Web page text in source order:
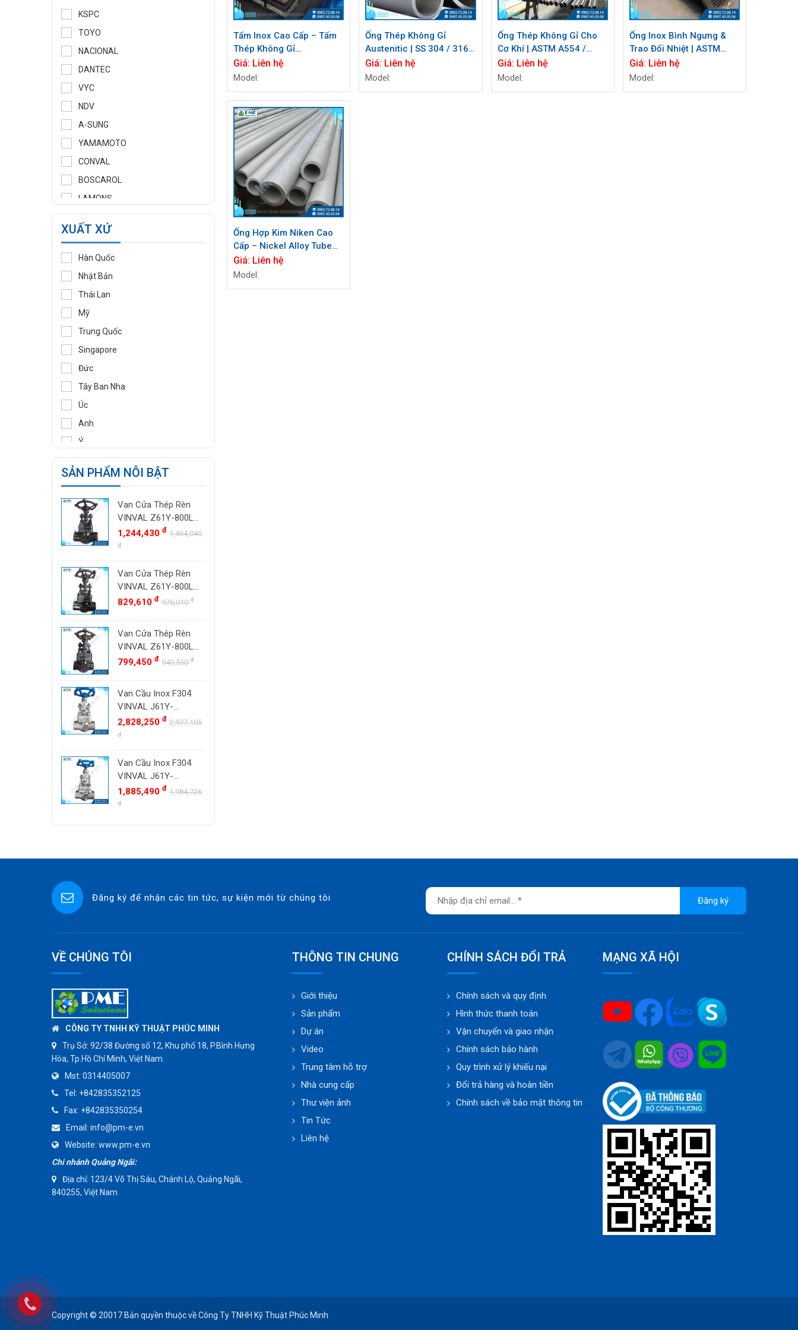
Tấm Inox Cao Cấp – Tấm
Thép Không Gỉ
201/304/316/321 | PM-
E.vn
Giá: Liên hệ
Model:
Ống Thép Không Gỉ
Austenitic | SS 304 / 316 |
PM-E.vn
Giá: Liên hệ
Model:
Ống Thép Không Gỉ Cho
Cơ Khí | ASTM A554 /
ASME SA554 | PM-E.vn
Giá: Liên hệ
Model:
Ống Inox Bình Ngưng &
Trao Đổi Nhiệt | ASTM
A213 A269 A312 | PM-
E.vn
Giá: Liên hệ
Model:
Ống Hợp Kim Niken Cao
Cấp – Nickel Alloy Tube
Chống Ăn Mòn | Phúc
Minh Engineering
Giá: Liên hệ
Model:
KSPC
TOYO
NACIONAL
DANTEC
VYC
NDV
A-SUNG
YAMAMOTO
CONVAL
BOSCAROL
LAMONS
MANNTEK
KLINGER
WOOJU GASPACK
DIDTEK
RITAG
GASSO
SAMYANG
TOZEN
PEKOS
VINVAL
AZBIL
BROADY
OCV
SIRCA
BESA
BAODI
TLV
ZENNER
DOUGLAS
LESER
VENN
YOSHITAKE
KITZ
DK VALVE
TIGER
HD FIRE
ETM
TAMAKI
ASAHI
SWISSFLUID
KUNKLE
ASCO CO2
SPIRAX SARCO
DKM
VALQUA
HAWKS
ZETKAMA
BZE
DYNO
WEFLO
SENSUS
TOMOE
SUNPASS
AMMETE
XUẤT XỨ
Hàn Quốc
Nhật Bản
Thái Lan
Mỹ
Trung Quốc
Singapore
Đức
Tây Ban Nha
Úc
Anh
Ý
Pháp
Ấn Độ
Indonesia
Malaysia
Đài Loan
Thụy Sĩ
Ba Lan
SẢN PHẨM NỖI BẬT
Van Cửa Thép Rèn
VINVAL Z61Y-800LB
DN25 (1") | Class
800#, Socket Weld
1,244,430 đ 1,464,040
đ
Van Cửa Thép Rèn
VINVAL Z61Y-800LB
DN20 (3/4") | Class
829,610 đ 976,010đ
Van Cửa Thép Rèn
VINVAL Z61Y-800LB
DN15 (1/2") | Class
799,450 đ 940,530đ
Van Cầu Inox F304
VINVAL J61Y-
800LBP DN25 (1")
Class 800 Socket
2,828,250 đ 2,977,105
đ
Van Cầu Inox F304
VINVAL J61Y-
800LBP DN20 (3/4")
Class 800 Socket
1,885,490 đ 1,984,726
đ
Đăng ký để nhận các tin tức, sự kiện mới từ chúng tôi Đăng ký
VỀ CHÚNG TÔI
CÔNG TY TNHH KỸ THUẬT PHÚC MINH
Trụ Sở: 92/38 Đường số 12, Khu phố 18, P.Bình Hưng
Hòa, Tp.Hồ Chí Minh, Việt Nam.
Mst: 0314405007
Tel: +842835352125
Fax: +842835350254
Email: info@pm-e.vn
Website: www.pm-e.vn
Chi nhánh Quảng Ngãi:
Địa chỉ: 123/4 Võ Thị Sáu, Chánh Lộ, Quảng Ngãi,
840255, Việt Nam
THÔNG TIN CHUNG
Giới thiệu
Sản phẩm
Dự án
Video
Trung tâm hỗ trợ
Nhà cung cấp
Thư viện ảnh
Tin Tức
Liên hệ
CHÍNH SÁCH ĐỔI TRẢ
Chính sách và quy định
Hình thức thanh toán
Vận chuyển và giao nhận
Chính sách bảo hành
Quy trình xử lý khiếu nại
Đổi trả hàng và hoàn tiền
Chính sách về bảo mật thông tin
MẠNG XÃ HỘI
Copyright © 20017 Bản quyền thuộc về Công Ty TNHH Kỹ Thuật Phúc Minh